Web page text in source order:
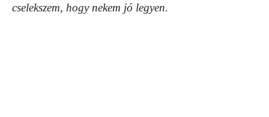
cselekszem, hogy nekem jó legyen.